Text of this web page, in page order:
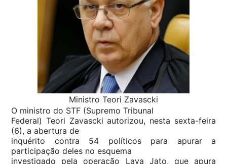
Ministro Teori Zavascki
O ministro do STF (Supremo Tribunal
Federal) Teori Zavascki autorizou, nesta sexta-feira
(6), a abertura de
inquérito contra 54 políticos para apurar a
participação deles no esquema
investigado pela operação Lava Jato, que apura